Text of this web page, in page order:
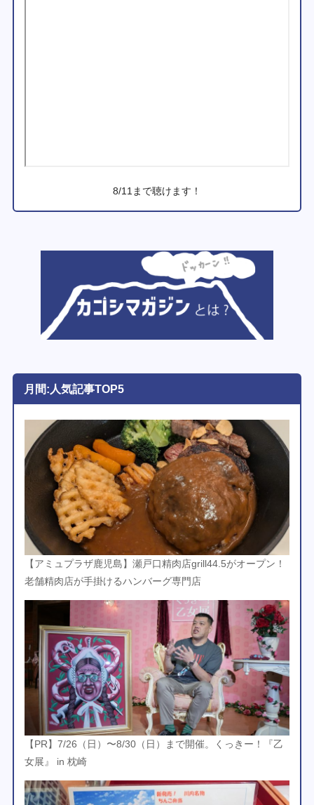
8/11まで聴けます！
月間:人気記事TOP5
【アミュプラザ鹿児島】瀬戸口精肉店grill44.5がオープン！
老舗精肉店が手掛けるハンバーグ専門店
【PR】7/26（日）〜8/30（日）まで開催。くっきー！『乙
女展』 in 枕崎